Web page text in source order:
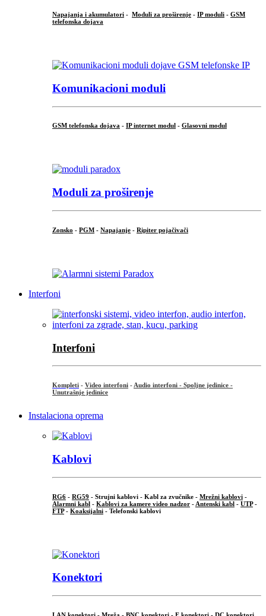
Napajanja i akumulatori - Moduli za proširenje - IP moduli - GSM
telefonska dojava
Komunikacioni moduli
GSM telefonska dojava - IP internet modul - Glasovni modul
Moduli za proširenje
Zonsko - PGM - Napajanje - Ripiter pojačivači
Interfoni
Interfoni
Kompleti - Video interfoni - Audio interfoni - Spoljne jedinice -
Unutrašnje jedinice
Instalaciona oprema
Kablovi
RG6 - RG59 - Strujni kablovi - Kabl za zvučnike - Mrežni kablovi -
Alarmni kabl - Kablovi za kamere video nadzor - Antenski kabl - UTP-
FTP- Koaksijalni - Telefonski kablovi
Konektori